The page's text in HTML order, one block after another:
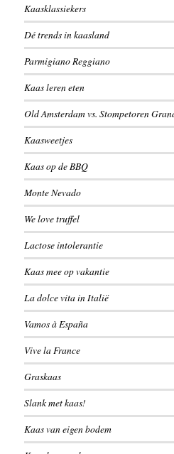
Kaasklassiekers
Dé trends in kaasland
Parmigiano Reggiano
Kaas leren eten
Old Amsterdam vs. Stompetoren
Kaasweetjes
Kaas op de BBQ
Monte Nevado
We love truffel
Lactose intolerantie
Kaas mee op vakantie
La dolce vita in Italië
Vamos à España
Vive la France
Graskaas
Slank met kaas!
Kaas van eigen bodem